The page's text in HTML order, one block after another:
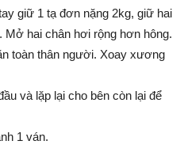
giữ 1 tạ đơn nặng 2kg, giữ hai
hai chân hơi rộng hơn hông.
toàn thân người. Xoay xương
và lặp lại cho bên còn lại để
1 ván.